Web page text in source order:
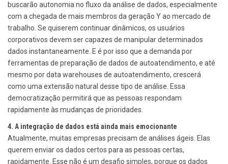
buscarão autonomia no fluxo da análise de dados, especialmente
com a chegada de mais membros da geração Y ao mercado de
trabalho. Se quiserem continuar dinâmicos, os usuários
corporativos devem ser capazes de manipular determinados
dados instantaneamente. E é por isso que a demanda por
ferramentas de preparação de dados de autoatendimento, e até
mesmo por data warehouses de autoatendimento, crescerá
como uma extensão natural desse tipo de análise. Essa
democratização permitirá que as pessoas respondam
rapidamente às mudanças de prioridades.
4. A integração de dados está ainda mais emocionante
Atualmente, muitas empresas precisam de análises ágeis. Elas
querem enviar os dados certos para as pessoas certas,
rapidamente. Esse não é um desafio simples, porque os dados